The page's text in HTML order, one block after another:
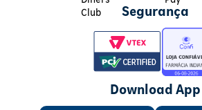
Segurança
Download App